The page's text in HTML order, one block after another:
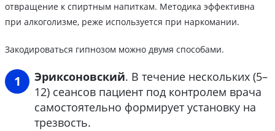
отвращение к спиртным напиткам. Методика эффективна
при алкоголизме, реже используется при наркомании.
Закодироваться гипнозом можно двумя способами.
Эриксоновский. В течение нескольких (5–
12) сеансов пациент под контролем врача
самостоятельно формирует установку на
трезвость.